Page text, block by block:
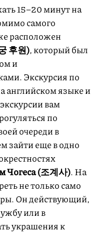
15–20 минут на
самого
расположен
후원), который был
и
Экскурсия по
английском языке и
вам
по
очереди в
зайти еще в одно
Чогеса (조계사). На
не только само
Он действующий,
или в
украшения к